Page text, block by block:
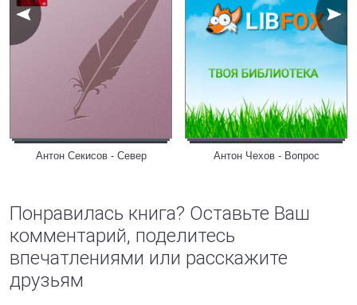
Антон Секисов - Север Антон Чехов - Вопрос
Понравилась книга? Оставьте Ваш
комментарий, поделитесь
впечатлениями или расскажите
друзьям